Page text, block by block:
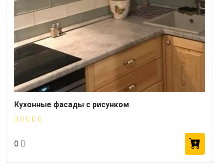
Кухонные фасады с рисунком
0